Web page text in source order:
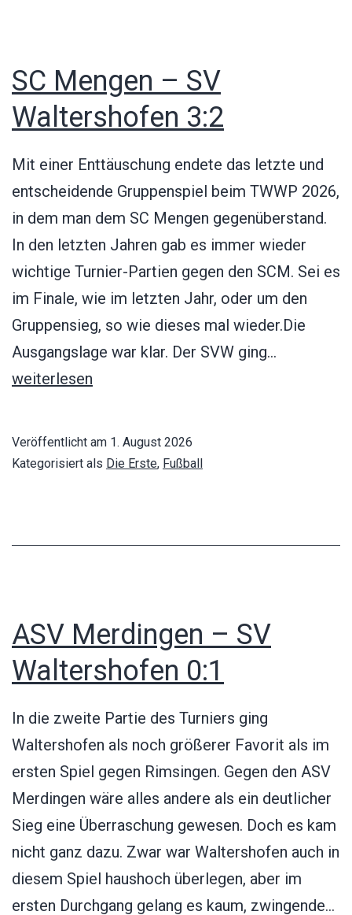
SC Mengen – SV
Waltershofen 3:2
Mit einer Enttäuschung endete das letzte und
entscheidende Gruppenspiel beim TWWP 2026,
in dem man dem SC Mengen gegenüberstand.
In den letzten Jahren gab es immer wieder
wichtige Turnier-Partien gegen den SCM. Sei es
im Finale, wie im letzten Jahr, oder um den
Gruppensieg, so wie dieses mal wieder.Die
Ausgangslage war klar. Der SVW ging…
weiterlesen
Veröffentlicht am 1. August 2026
Kategorisiert als Die Erste, Fußball
ASV Merdingen – SV
Waltershofen 0:1
In die zweite Partie des Turniers ging
Waltershofen als noch größerer Favorit als im
ersten Spiel gegen Rimsingen. Gegen den ASV
Merdingen wäre alles andere als ein deutlicher
Sieg eine Überraschung gewesen. Doch es kam
nicht ganz dazu. Zwar war Waltershofen auch in
diesem Spiel haushoch überlegen, aber im
ersten Durchgang gelang es kaum, zwingende…